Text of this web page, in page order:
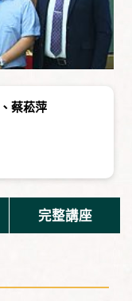
、 蔡菘萍
完整講座